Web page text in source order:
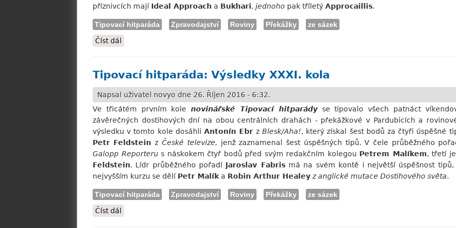
příznivcích mají Ideal Approach a Bukhari, jednoho pak tříletý Approcaillis.
Tipovací hitparáda Zpravodajství Roviny Překážky
ze sázek
Číst dál
Tipovací hitparáda: Výsledky XXXI. kola
Napsal uživatel novyo dne 26. Říjen 2016 - 6:32.
Ve třicátém prvním kolenovinářské Tipovací hitparádyse tipovalo všech patnáct
závěrečných dostihových dní na obou centrálních drahách - překážkové v Pardubicích a
výsledku v tomto kole dosáhliAntonín Ebr z Blesk/Aha!, který získal šest bodů za čtyři úspěšné
Petr FeldsteinzČeské televize, jenž zaznamenal šest úspěšných tipů. V čele průběžného
Galopp Reporterus náskokem čtyř bodů před svým redakčním kolegou Petrem Malíkem, třetí
Feldstein. Lídr průběžného pořadí Jaroslav Fabrismá na svém kontě i největší úspěšnost
nejvyšším kurzu se dělí Petr Malík a Robin Arthur Healey z anglické mutace Dostihového světa.
Tipovací hitparáda Zpravodajství Roviny Překážky
ze sázek
Číst dál